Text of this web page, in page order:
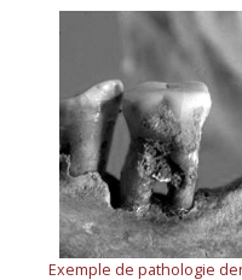
Exemple de pathologie